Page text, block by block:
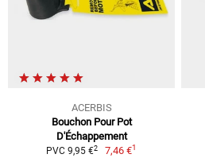
ACERBIS
Bouchon Pour Pot
D'Échappement
PVC 9,95 €2 7,46 €1